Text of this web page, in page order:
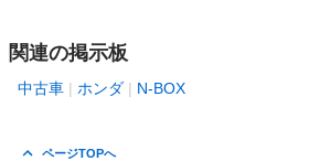
関連の掲示板
中古車 ホンダ N-BOX
ページTOPへ